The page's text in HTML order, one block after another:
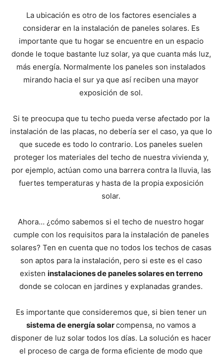
La ubicación es otro de los factores esenciales a
considerar en la instalación de paneles solares. Es
importante que tu hogar se encuentre en un espacio
donde le toque bastante luz solar, ya que cuanta más luz,
más energía. Normalmente los paneles son instalados
mirando hacia el sur ya que así reciben una mayor
exposición de sol.
Si te preocupa que tu techo pueda verse afectado por la
instalación de las placas, no debería ser el caso, ya que lo
que sucede es todo lo contrario. Los paneles suelen
proteger los materiales del techo de nuestra vivienda y,
por ejemplo, actúan como una barrera contra la lluvia, las
fuertes temperaturas y hasta de la propia exposición
solar.
Ahora… ¿cómo sabemos si el techo de nuestro hogar
cumple con los requisitos para la instalación de paneles
solares? Ten en cuenta que no todos los techos de casas
son aptos para la instalación, pero si este es el caso
existen instalaciones de paneles solares en terreno
donde se colocan en jardines y explanadas grandes.
Es importante que consideremos que, si bien tener un
sistema de energía solarcompensa, no vamos a
disponer de luz solar todos los días. La solución es hacer
el proceso de carga de forma eficiente de modo que